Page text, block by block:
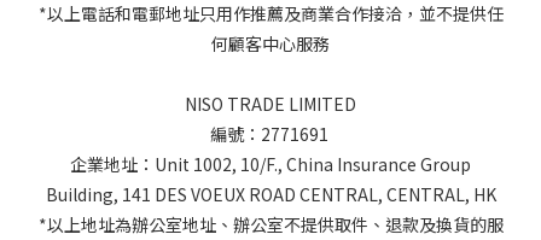
*以上電話和電郵地址只用作推薦及商業合作接洽，並不提供任
何顧客中心服務
NISO TRADE LIMITED
編號：2771691
企業地址：Unit 1002, 10/F., China Insurance Group
Building, 141 DES VOEUX ROAD CENTRAL, CENTRAL, HK
*以上地址為辦公室地址、辦公室不提供取件、退款及換貨的服